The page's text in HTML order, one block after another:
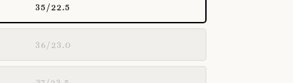
35/22.5
36/23.0